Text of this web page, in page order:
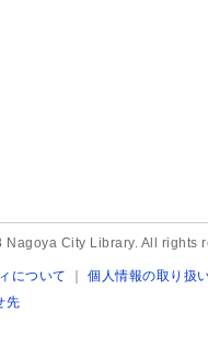
City Library. All rights
について ｜個人情報の取り扱
先